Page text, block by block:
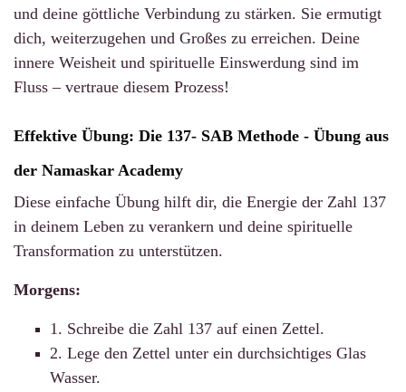
und deine göttliche Verbindung zu stärken. Sie ermutigt
dich, weiterzugehen und Großes zu erreichen. Deine
innere Weisheit und spirituelle Einswerdung sind im
Fluss – vertraue diesem Prozess!
Effektive Übung: Die 137- SAB Methode - Übung aus
der Namaskar Academy
Diese einfache Übung hilft dir, die Energie der Zahl 137
in deinem Leben zu verankern und deine spirituelle
Transformation zu unterstützen.
Morgens:
1. Schreibe die Zahl 137 auf einen Zettel.
2. Lege den Zettel unter ein durchsichtiges Glas
Wasser.